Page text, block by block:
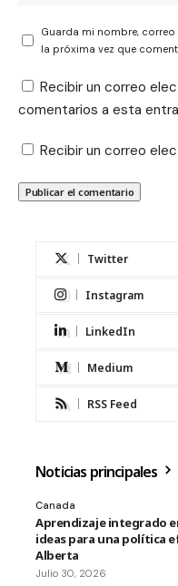
Guarda mi nombre,
la próxima vez que
Recibir un correo
comentarios a esta
Recibir un correo
Twitter
Instagram
LinkedIn
Medium
RSS Feed
Noticias principales
Canada
Aprendizaje integrado
ideas para una política
Alberta
Julio 30, 2026